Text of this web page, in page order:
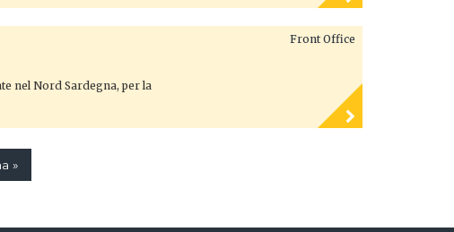
Front Office
nel Nord Sardegna, per la
»